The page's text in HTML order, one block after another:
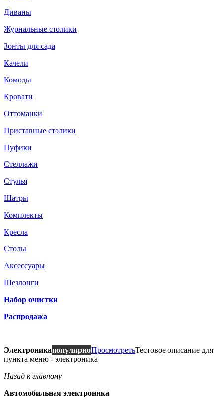
Диваны
Журнальные столики
Зонты для сада
Качели
Комоды
Кровати
Оттоманки
Приставные столики
Пуфики
Стеллажи
Стулья
Шатры
Комплекты
Кресла
Столы
Аксессуары
Шезлонги
Набор очистки
Распродажа
ЭлектроникапопулярноПросмотретьТестовое описание для
пункта меню - электроника
Назад к главному
Автомобильная электроника